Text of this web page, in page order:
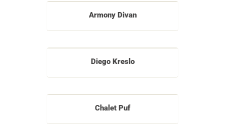
Armony Divan
Diego Kreslo
Chalet Puf